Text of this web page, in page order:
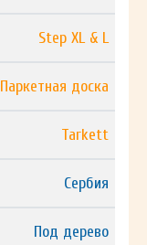
Step XL & L
Паркетная доска
Tarkett
Сербия
Под дерево